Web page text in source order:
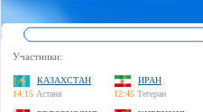
Участники:
КАЗАХСТАН
14:15 Астана
ИРАН
12:45 Тегеран